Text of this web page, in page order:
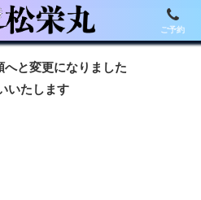
へと変更になりました
いたします
ご予約